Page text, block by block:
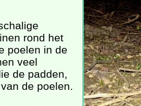
rond het
poelen in de
veel
de padden,
de poelen.